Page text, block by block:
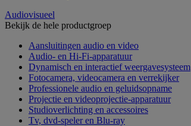
Audiovisueel
Bekijk de hele productgroep
Aansluitingen audio en video
Audio- en Hi-Fi-apparatuur
Dynamisch en interactief weergavesysteem
Fotocamera, videocamera en verrekijker
Professionele audio en geluidsopname
Projectie en videoprojectie-apparatuur
Studioverlichting en accessoires
Tv, dvd-speler en Blu-ray